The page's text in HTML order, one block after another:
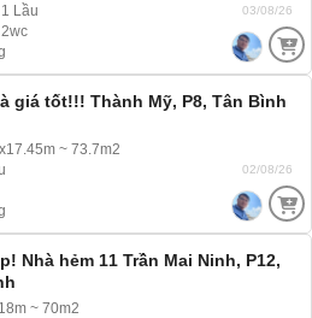
Lầu
03/08/26
giá tốt!!! Thành Mỹ, P8, Tân Bình
~ 73.7m2
02/08/26
Nhà hẻm 11 Trần Mai Ninh, P12,
~ 70m2